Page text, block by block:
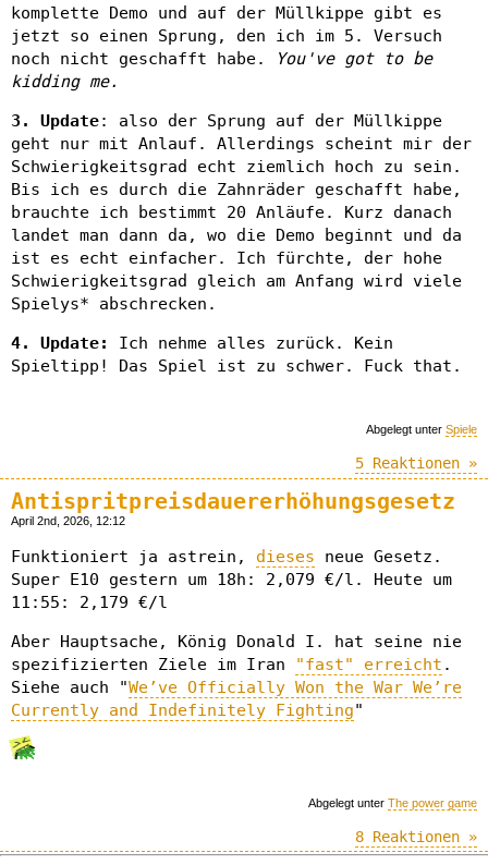
komplette Demo und auf der Müllkippe gibt es
jetzt so einen Sprung, den ich im 5. Versuch
noch nicht geschafft habe.
You've got to be
kidding me.
3. Update: also der Sprung auf der Müllkippe
geht nur mit Anlauf. Allerdings scheint mir der
Schwierigkeitsgrad echt ziemlich hoch zu sein.
Bis ich es durch die Zahnräder geschafft habe,
brauchte ich bestimmt 20 Anläufe. Kurz danach
landet man dann da, wo die Demo beginnt und da
ist es echt einfacher. Ich fürchte, der hohe
Schwierigkeitsgrad gleich am Anfang wird viele
Spielys* abschrecken.
4. Update:
Ich nehme alles zurück. Kein
Spieltipp! Das Spiel ist zu schwer. Fuck that.
Abgelegt unter Spiele
5 Reaktionen »
Antispritpreisdauererhöhungsgesetz
April 2nd, 2026, 12:12
Funktioniert ja astrein, dieses neue Gesetz.
Super E10 gestern um 18h: 2,079 €/l. Heute um
11:55: 2,179 €/l
Aber Hauptsache, König Donald I. hat seine nie
spezifizierten Ziele im Iran
"fast" erreicht .
Siehe auch "We’ve Officially Won the War We’re
Currently and Indefinitely Fighting"
Abgelegt unter The power game
8 Reaktionen »